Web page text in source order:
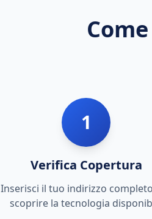
1
Verifica Copertura
Inserisci il tuo indirizzo
scoprire la tecnologia